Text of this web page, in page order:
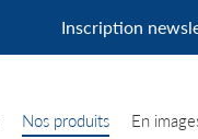
Inscription
Nos produits En